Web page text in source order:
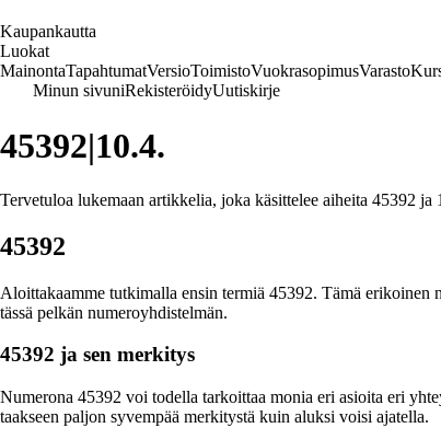
Kaupankautta
Luokat
MainontaTapahtumatVersioToimistoVuokrasopimusVarasto
Minun sivuniRekisteröidyUutiskirje
45392|10.4.
Tervetuloa lukemaan artikkelia, joka käsittelee aiheita 45392
45392
Aloittakaamme tutkimalla ensin termiä 45392. Tämä erikoinen
tässä pelkän numeroyhdistelmän.
45392 ja sen merkitys
Numerona 45392 voi todella tarkoittaa monia eri asioita eri
taakseen paljon syvempää merkitystä kuin aluksi voisi ajatella.